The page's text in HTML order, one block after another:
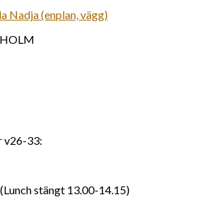
Nadja (enplan, vägg)
v26-33:
stängt 13.00-14.15)